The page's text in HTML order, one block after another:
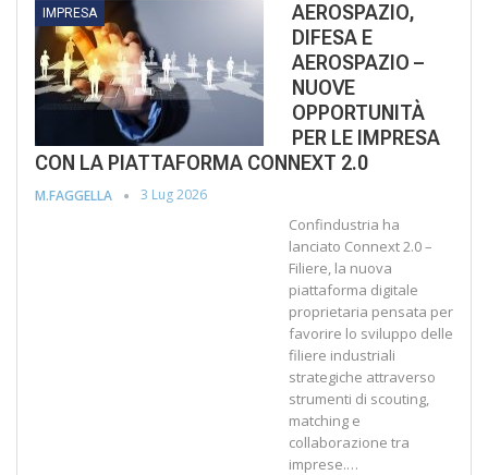
IMPRESA
AEROSPAZIO,
DIFESA E
AEROSPAZIO –
NUOVE
OPPORTUNITÀ
PER LE IMPRESA
CON LA PIATTAFORMA CONNEXT 2.0
M.FAGGELLA 3 Lug 2026
Confindustria ha
lanciato Connext 2.0 –
Filiere, la nuova
piattaforma digitale
proprietaria pensata per
favorire lo sviluppo delle
filiere industriali
strategiche attraverso
strumenti di scouting,
matching e
collaborazione tra
imprese.…